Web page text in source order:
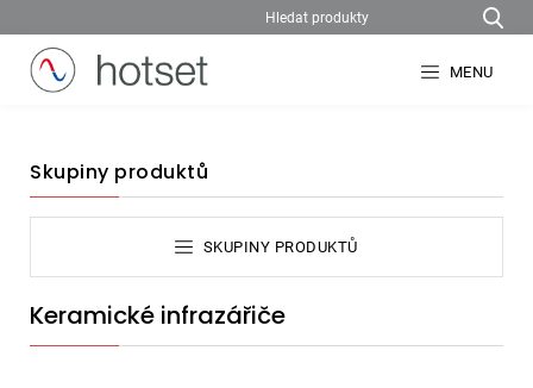
MENU
Skupiny produktů
SKUPINY PRODUKTŮ
Keramické infrazářiče